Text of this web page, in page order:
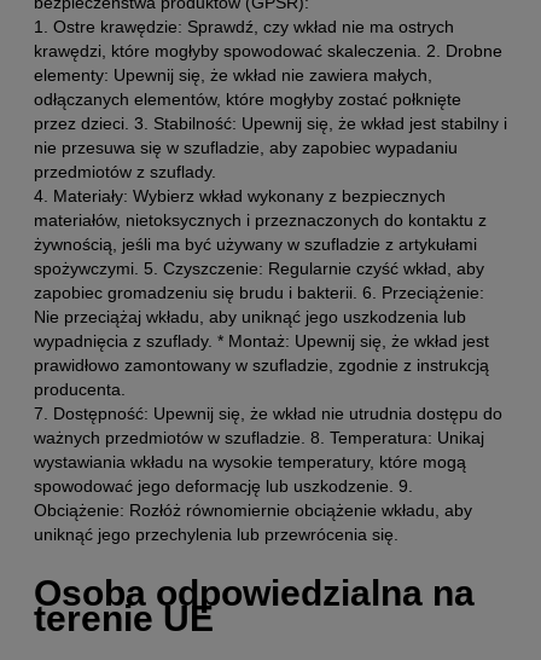
1. Ostre krawędzie: Sprawdź, czy wkład nie ma ostrych
krawędzi, które mogłyby spowodować skaleczenia. 2. Drobne
elementy: Upewnij się, że wkład nie zawiera małych,
odłączanych elementów, które mogłyby zostać połknięte
przez dzieci. 3. Stabilność: Upewnij się, że wkład jest stabilny i
nie przesuwa się w szufladzie, aby zapobiec wypadaniu
przedmiotów z szuflady.
4. Materiały: Wybierz wkład wykonany z bezpiecznych
materiałów, nietoksycznych i przeznaczonych do kontaktu z
żywnością, jeśli ma być używany w szufladzie z artykułami
spożywczymi. 5. Czyszczenie: Regularnie czyść wkład, aby
zapobiec gromadzeniu się brudu i bakterii. 6. Przeciążenie:
Nie przeciążaj wkładu, aby uniknąć jego uszkodzenia lub
wypadnięcia z szuflady. * Montaż: Upewnij się, że wkład jest
prawidłowo zamontowany w szufladzie, zgodnie z instrukcją
producenta.
7. Dostępność: Upewnij się, że wkład nie utrudnia dostępu do
ważnych przedmiotów w szufladzie. 8. Temperatura: Unikaj
wystawiania wkładu na wysokie temperatury, które mogą
spowodować jego deformację lub uszkodzenie. 9.
Obciążenie: Rozłóż równomiernie obciążenie wkładu, aby
uniknąć jego przechylenia lub przewrócenia się.
Osoba odpowiedzialna na
terenie UE